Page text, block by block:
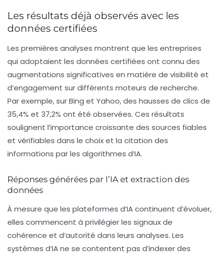
Les résultats déjà observés avec les
données certifiées
Les premières analyses montrent que les entreprises
qui adoptaient les données certifiées ont connu des
augmentations significatives en matière de visibilité et
d’engagement sur différents moteurs de recherche.
Par exemple, sur Bing et Yahoo, des hausses de clics de
35,4% et 37,2% ont été observées. Ces résultats
soulignent l’importance croissante des sources fiables
et vérifiables dans le choix et la citation des
informations par les algorithmes d’IA.
Réponses générées par l’IA et extraction des
données
À mesure que les plateformes d’IA continuent d’évoluer,
elles commencent à privilégier les signaux de
cohérence et d’autorité dans leurs analyses. Les
systèmes d’IA ne se contentent pas d’indexer des